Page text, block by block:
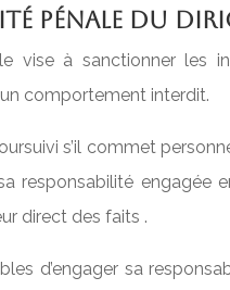
pénale du
vise à sanctionner les
comportement interdit.
s’il commet
responsabilité engagée
direct des faits .
d’engager sa